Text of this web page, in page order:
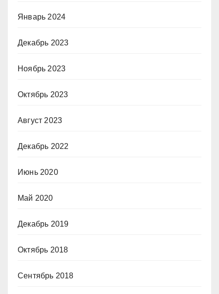
Январь 2024
Декабрь 2023
Ноябрь 2023
Октябрь 2023
Август 2023
Декабрь 2022
Июнь 2020
Май 2020
Декабрь 2019
Октябрь 2018
Сентябрь 2018